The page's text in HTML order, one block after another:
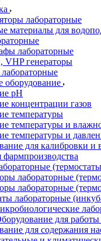
лабораторные
материалы для
лабораторные
VHP генераторы
оборудование
pH
концентрации газов
температуры
температуры и
температуры и
для калибровки и
лабораторные
лабораторные
лабораторные
для
для содержания